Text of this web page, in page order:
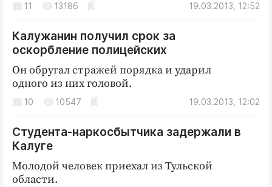
19.03.2013, 12:52
11 13186
Калужанин получил срок за
оскорбление полицейских
Он обругал стражей порядка и ударил
одного из них головой.
19.03.2013, 12:02
10 10547
Студента-наркосбытчика задержали в
Калуге
Молодой человек приехал из Тульской
области.